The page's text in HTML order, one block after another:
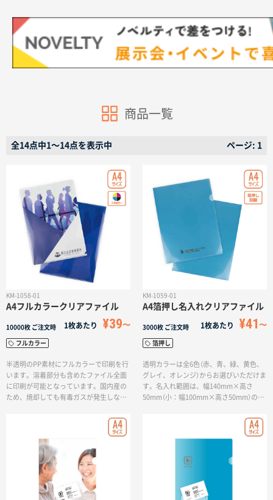
商品カテゴリーから探す
目的・シーンから探す
イベントから探す
印刷色から探す
サイトメニュー
ご注文の流れ
データ入稿ガイド
商品一覧
全14点中1〜14点を表示中 ページ: 1
KM-1058-01
A4フルカラークリアファイル
10000枚 ご注文時 1枚あたり ¥39
フルカラー
半透明のPP素材にフルカラーで印刷を行
います。溶着部分も含めたファイル全面
に印刷が可能となっています。国内産の
ため、焼却しても有毒ガスが発生しない
フィス用品や記念品、映画やアニメ作品
のオリジナルグッズとして幅広くご利用
いただけます。
KM-1059-01
A4箔押し名入れクリアファイル
3000枚 ご注文時 1枚あたり ¥41
箔押し
透明カラーは全6色（赤、青、緑、黄色、
グレイ、オレンジ）からお選びいただけま
す。名入れ範囲は、幅140mm×高さ
50mm（小：幅100mm×高さ50mm）のレ
だけます。箔押しの色はゴールド、シル
バーに加え、ブラック、レッドメタリッ
ク、ブルーメタリック、グリーンメタリ